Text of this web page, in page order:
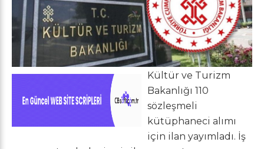
Kültür ve Turizm
Bakanlığı 110
sözleşmeli
kütüphaneci alımı
için ilan yayımladı. İş